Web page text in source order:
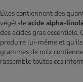
Elles contiennent des
végétaleacide alpha-
des acides gras
produire lui-même et
grammes de noix
rassemble toutes ces